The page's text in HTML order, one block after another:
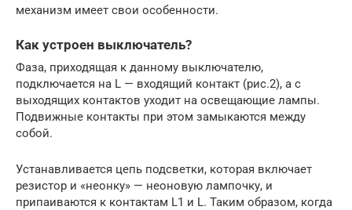
механизм имеет свои особенности.
Как устроен выключатель?
Фаза, приходящая к данному выключателю,
подключается на L — входящий контакт (рис.2), а с
выходящих контактов уходит на освещающие лампы.
Подвижные контакты при этом замыкаются между
собой.
Устанавливается цепь подсветки, которая включает
резистор и «неонку» — неоновую лампочку, и
припаиваются к контактам L1 и L. Таким образом, когда